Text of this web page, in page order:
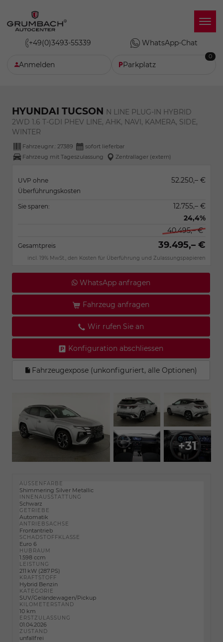
+49(0)3493-55339 WhatsApp-Chat
Anmelden Parkplatz
0
HYUNDAI TUCSON N LINE PLUG-IN HYBRID
2WD 1.6 T-GDI PHEV LINE, AHK, NAVI, KAMERA, SIDE,
WINTER
Fahrzeugnr.: 27389
sofort lieferbar
Fahrzeug mit Tageszulassung
Zentrallager (extern)
UVP ohne
Überführungskosten
52.250,– €
Sie sparen:
12.755,– €
24,4%
40.495,– €
Gesamtpreis 39.495,– €
incl. 19% MwSt., den Kosten für Überführung und Zulassungspapieren
WhatsApp anfragen
Fahrzeug anfragen
Wir rufen Sie an
Konfiguration abschliessen
Fahrzeugexpose (unkonfiguriert, alle Optionen)
+31
AUSSENFARBE
Shimmering Silver Metallic
INNENAUSSTATTUNG
Schwarz
GETRIEBE
Automatik
ANTRIEBSACHSE
Frontantrieb
SCHADSTOFFKLASSE
Euro 6
HUBRAUM
1.598 ccm
LEISTUNG
211 kW (287 PS)
KRAFTSTOFF
Hybrid Benzin
KATEGORIE
SUV/Geländewagen/Pickup
KILOMETERSTAND
10 km
ERSTZULASSUNG
01.04.2026
ZUSTAND
unfallfrei